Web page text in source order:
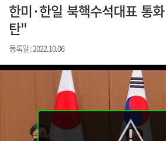
한미·한일 북핵수석대표 통
탄"
등록일 : 2022.10.06